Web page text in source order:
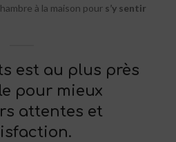
à la maison pour s’y sentir
est au plus près
pour mieux
attentes et